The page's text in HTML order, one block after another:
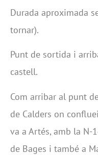
Durada aproximada
tornar).
Punt de sortida i
castell.
Com arribar al punt
de Calders on
va a Artés, amb la N-
de Bages i també a